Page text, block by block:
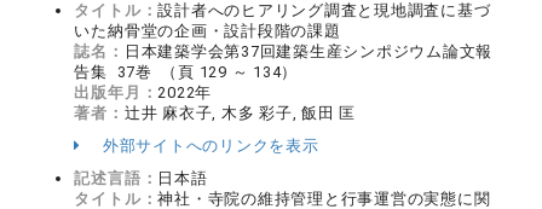
タイトル：設計者へのヒアリング調査と現地調査に基づ
いた納骨堂の企画・設計段階の課題
誌名： 日本建築学会第37回建築生産シンポジウム論文報
告集 37巻 （頁 129 ～ 134）
出版年月：2022年
著者： 辻井 麻衣子, 木多 彩子, 飯田 匡
外部サイトへのリンクを表示
記述言語： 日本語
タイトル：神社・寺院の維持管理と行事運営の実態に関